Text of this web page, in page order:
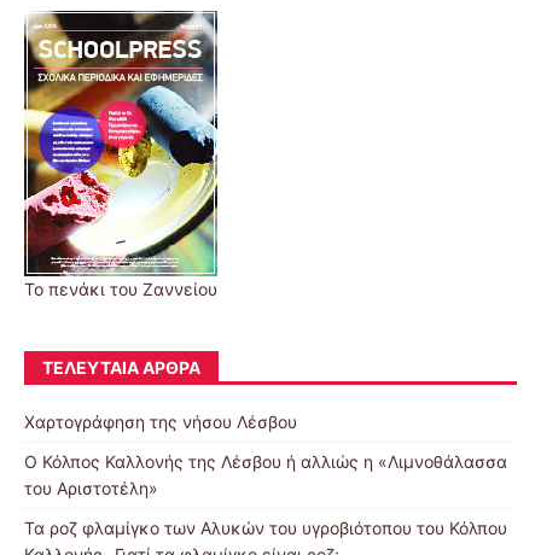
Το πενάκι του Ζαννείου
ΤΕΛΕΥΤΑΊΑ ΆΡΘΡΑ
Χαρτογράφηση της νήσου Λέσβου
Ο Κόλπος Καλλονής της Λέσβου ή αλλιώς η «Λιμνοθάλασσα
του Αριστοτέλη»
Τα ροζ φλαμίγκο των Αλυκών του υγροβιότοπου του Κόλπου